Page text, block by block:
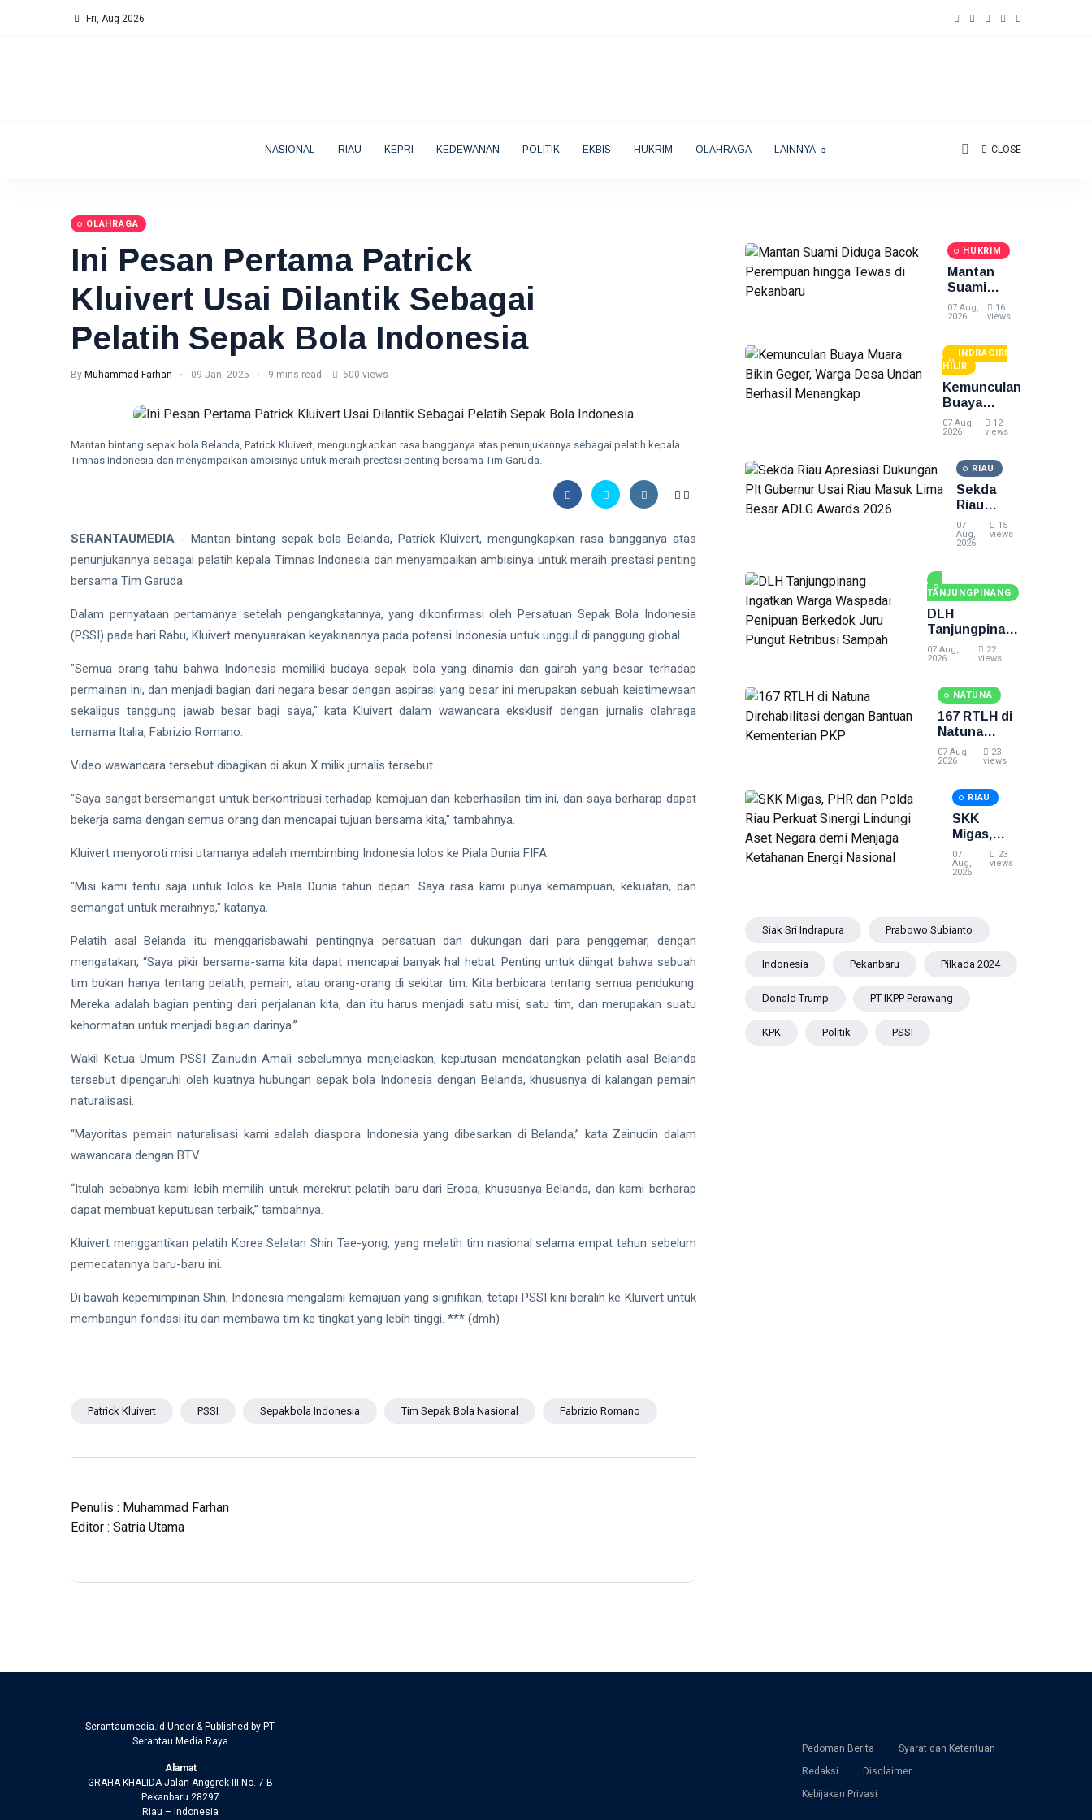
Fri, Aug 2026
NASIONAL RIAU KEPRI KEDEWANAN POLITIK EKBIS HUKRIM OLAHRAGA LAINNYA CLOSE
OLAHRAGA
Ini Pesan Pertama Patrick
Kluivert Usai Dilantik Sebagai
Pelatih Sepak Bola Indonesia
By Muhammad Farhan 09 Jan, 2025 9 mins read 600 views
Mantan bintang sepak bola Belanda, Patrick Kluivert, mengungkapkan rasa bangganya atas penunjukannya sebagai pelatih kepala
Timnas Indonesia dan menyampaikan ambisinya untuk meraih prestasi penting bersama Tim Garuda.
SERANTAUMEDIA - Mantan bintang sepak bola Belanda, Patrick Kluivert, mengungkapkan rasa bangganya atas
penunjukannya sebagai pelatih kepala Timnas Indonesia dan menyampaikan ambisinya untuk meraih prestasi penting
bersama Tim Garuda.
Dalam pernyataan pertamanya setelah pengangkatannya, yang dikonfirmasi oleh Persatuan Sepak Bola Indonesia
(PSSI) pada hari Rabu, Kluivert menyuarakan keyakinannya pada potensi Indonesia untuk unggul di panggung global.
"Semua orang tahu bahwa Indonesia memiliki budaya sepak bola yang dinamis dan gairah yang besar terhadap
permainan ini, dan menjadi bagian dari negara besar dengan aspirasi yang besar ini merupakan sebuah keistimewaan
sekaligus tanggung jawab besar bagi saya," kata Kluivert dalam wawancara eksklusif dengan jurnalis olahraga
ternama Italia, Fabrizio Romano.
Video wawancara tersebut dibagikan di akun X milik jurnalis tersebut.
"Saya sangat bersemangat untuk berkontribusi terhadap kemajuan dan keberhasilan tim ini, dan saya berharap dapat
bekerja sama dengan semua orang dan mencapai tujuan bersama kita," tambahnya.
Kluivert menyoroti misi utamanya adalah membimbing Indonesia lolos ke Piala Dunia FIFA.
"Misi kami tentu saja untuk lolos ke Piala Dunia tahun depan. Saya rasa kami punya kemampuan, kekuatan, dan
semangat untuk meraihnya," katanya.
Pelatih asal Belanda itu menggarisbawahi pentingnya persatuan dan dukungan dari para penggemar, dengan
mengatakan, “Saya pikir bersama-sama kita dapat mencapai banyak hal hebat. Penting untuk diingat bahwa sebuah
tim bukan hanya tentang pelatih, pemain, atau orang-orang di sekitar tim. Kita berbicara tentang semua pendukung.
Mereka adalah bagian penting dari perjalanan kita, dan itu harus menjadi satu misi, satu tim, dan merupakan suatu
kehormatan untuk menjadi bagian darinya.”
Wakil Ketua Umum PSSI Zainudin Amali sebelumnya menjelaskan, keputusan mendatangkan pelatih asal Belanda
tersebut dipengaruhi oleh kuatnya hubungan sepak bola Indonesia dengan Belanda, khususnya di kalangan pemain
naturalisasi.
“Mayoritas pemain naturalisasi kami adalah diaspora Indonesia yang dibesarkan di Belanda,” kata Zainudin dalam
wawancara dengan BTV.
“Itulah sebabnya kami lebih memilih untuk merekrut pelatih baru dari Eropa, khususnya Belanda, dan kami berharap
dapat membuat keputusan terbaik,” tambahnya.
Kluivert menggantikan pelatih Korea Selatan Shin Tae-yong, yang melatih tim nasional selama empat tahun sebelum
pemecatannya baru-baru ini.
Di bawah kepemimpinan Shin, Indonesia mengalami kemajuan yang signifikan, tetapi PSSI kini beralih ke Kluivert untuk
membangun fondasi itu dan membawa tim ke tingkat yang lebih tinggi. *** (dmh)
Patrick Kluivert PSSI Sepakbola Indonesia Tim Sepak Bola Nasional Fabrizio Romano
Penulis : Muhammad Farhan
Editor : Satria Utama
HUKRIM
Mantan
Suami
Diduga
Bacok
hingga
Tewas di
Pekanbaru
07 Aug,
2026
16
views
INDRAGIRI
HILIR
Kemunculan
Buaya
Muara Bikin
Geger,
Undan
Berhasil
Menangkap
07 Aug,
2026
12
views
RIAU
Sekda
Riau
Apresiasi
Dukungan
Usai Riau
Masuk
Besar
ADLG
Awards
07
Aug,
2026
15
views
TANJUNGPINANG
DLH
Tanjungpinang
Ingatkan
Warga
Penipuan
Berkedok Juru
Pungut
Retribusi
Sampah
07 Aug,
2026
22
views
NATUNA
167 RTLH di
Natuna
Direhabilitasi
dengan
Kementerian
PKP
07 Aug,
2026
23
views
RIAU
SKK
Migas,
PHR dan
Polda Riau
Aset
demi
07
Aug,
2026
23
views
Siak Sri Indrapura Prabowo Subianto
Indonesia Pekanbaru Pilkada 2024
Donald Trump PT IKPP Perawang
KPK Politik PSSI
Serantaumedia.id Under & Published by PT.
Serantau Media Raya
Alamat
GRAHA KHALIDA Jalan Anggrek III No. 7-B
Pekanbaru 28297
Riau – Indonesia
Pedoman Berita
Syarat dan Ketentuan
Redaksi
Disclaimer
Kebijakan Privasi